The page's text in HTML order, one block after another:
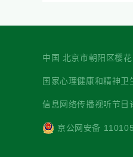
中国 北京市朝阳区
国家心理健康和精神
信息网络传播视听节
京公网安备